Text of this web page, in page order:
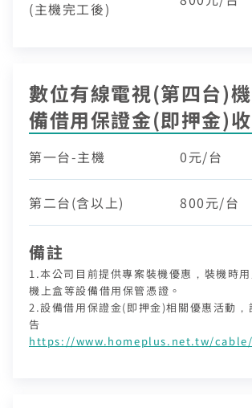
(主機完工後)
數位有線電視(第四台)
備借用保證金(即押金)
第一台-主機 0元/台
第二台(含以上) 800元/台
備註
1.本公司目前提供專案裝機優惠，裝機時
機上盒等設備借用保管憑證。
2.設備借用保證金(即押金)相關優惠活動，
告
https://www.homeplus.net.tw/cable/
訪客查詢帳單繳費
訂戶編號
訂單聯絡電話
中嘉寬頻會員登入
身分證字號
聯絡電話 (手機/市話)
驗證碼
合約剩餘6個月內才可進行續約，如要選
服務，歡迎前往加值服務訂
您的區域符合光紀元（光纖到府申辦
享有相同價格的最高品質網
您的居住區域不支援所選速率、
如有疑問請洽詢服務專線 412-
頁面將會轉導至「財政部電子發票整合服
發票載具歸戶作業
區域臨時維修
你的裝機區域正在進行臨時維修，若你裝置
法獲得解決，請前往線上留言留下
查無行動電話資料，請先至『用戶資料變更
資料後，再進行簡訊帳單申請
中嘉寬頻LINE好友募
掃描QR Code完成手機綁